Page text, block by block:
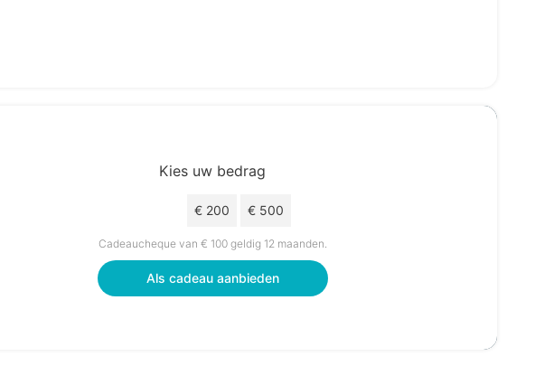
Kies uw bedrag
€ 200 € 500
Cadeaucheque van € 100 geldig 12 maanden.
Als cadeau aanbieden